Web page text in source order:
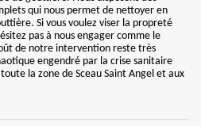
qui nous permet de nettoyer en
Si vous voulez viser la propreté
pas à nous engager comme le
de notre intervention reste très
engendré par la crise sanitaire
la zone de Sceau Saint Angel et aux